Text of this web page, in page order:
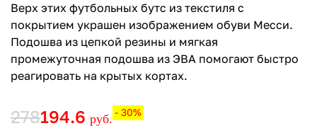
Верх этих футбольных бутс из текстиля с
покрытием украшен изображением обуви Месси.
Подошва из цепкой резины и мягкая
промежуточная подошва из ЭВА помогают быстро
реагировать на крытых кортах.
278194.6 руб. - 30%